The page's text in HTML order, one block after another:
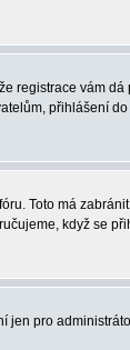
registrace vám dá
přihlášení
Toto má
když se
jen pro